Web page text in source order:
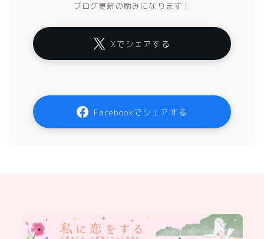
ブログ更新の励みになります！
Xでシェアする
Facebookでシェアする